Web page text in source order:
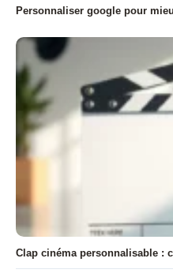
Personnaliser google pour
Clap cinéma personnalisable :